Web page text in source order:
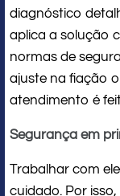
diagnóstico
aplica a solução
normas de
ajuste na fiação
atendimento é
Segurança em
Trabalhar com
cuidado. Por